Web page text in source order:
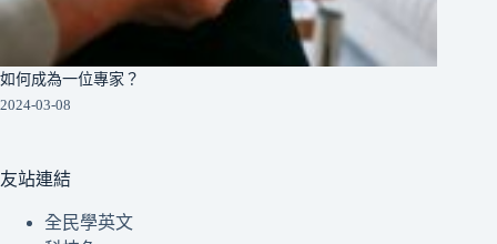
如何成為一位專家？
2024-03-08
友站連結
全民學英文